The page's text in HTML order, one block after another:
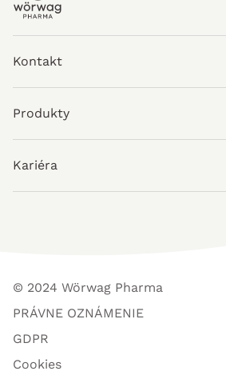
Kontakt
Produkty
Kariéra
© 2024 Wörwag Pharma
PRÁVNE OZNÁMENIE
GDPR
Cookies